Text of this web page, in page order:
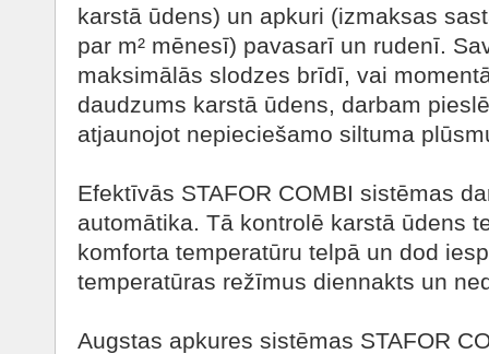
karstā ūdens) un apkuri (izmaksas
par m² mēnesī) pavasarī un rudenī.
maksimālās slodzes brīdī, vai
daudzums karstā ūdens, darbam
atjaunojot nepieciešamo siltuma
Efektīvās STAFOR COMBI sistēmas
automātika. Tā kontrolē karstā ūdens
komforta temperatūru telpā un dod
temperatūras režīmus diennakts un
Augstas apkures sistēmas STAFOR